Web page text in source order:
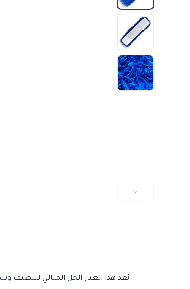
يُعد هذا الغيار الحل المثالي لتنظيف